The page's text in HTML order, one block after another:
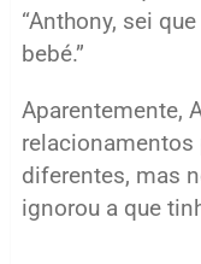
“Anthony, sei
bebé.”
Aparentemente,
relacionamentos
diferentes, mas
ignorou a que